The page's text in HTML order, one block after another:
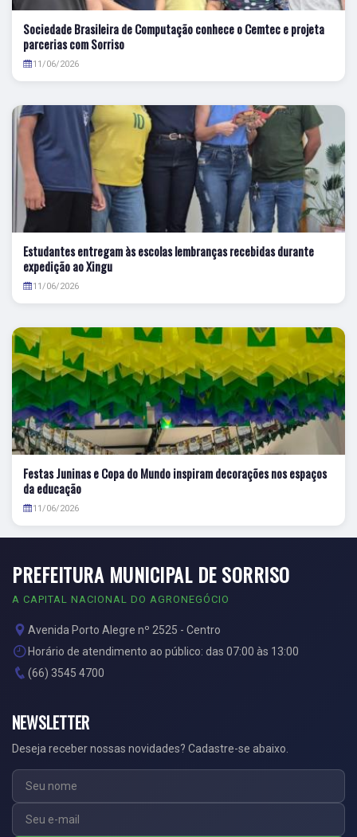
Sociedade Brasileira de Computação conhece o Cemtec e projeta
parcerias com Sorriso
11/06/2026
Estudantes entregam às escolas lembranças recebidas durante
expedição ao Xingu
11/06/2026
Festas Juninas e Copa do Mundo inspiram decorações nos espaços
da educação
11/06/2026
PREFEITURA MUNICIPAL DE SORRISO
A CAPITAL NACIONAL DO AGRONEGÓCIO
Avenida Porto Alegre nº 2525 - Centro
Horário de atendimento ao público: das 07:00 às 13:00
(66) 3545 4700
NEWSLETTER
Deseja receber nossas novidades? Cadastre-se abaixo.